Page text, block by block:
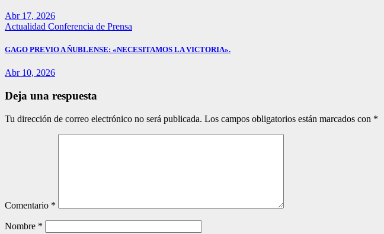
Abr 17, 2026
Actualidad Conferencia de Prensa
GAGO PREVIO A ÑUBLENSE: «NECESITAMOS LA VICTORIA».
Abr 10, 2026
Deja una respuesta
Tu dirección de correo electrónico no será publicada. Los campos obligatorios están marcados con *
Comentario *
Nombre *